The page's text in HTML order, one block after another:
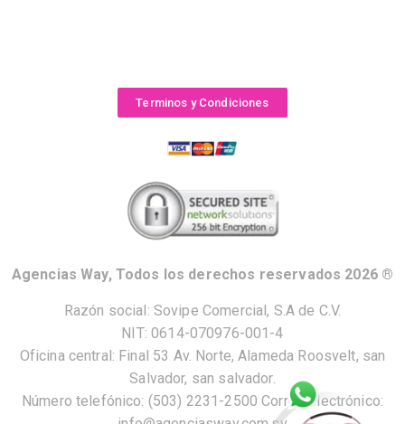
Terminos y Condiciones
Agencias Way, Todos los derechos reservados 2026 ®
Razón social: Sovipe Comercial, S.A de C.V.
NIT: 0614-070976-001-4
Oficina central: Final 53 Av. Norte, Alameda Roosvelt, san
Salvador, san salvador.
Número telefónico: (503) 2231-2500 Correo electrónico: